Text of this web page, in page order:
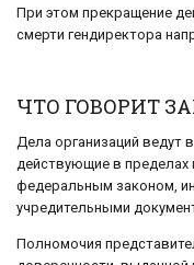
При этом прекращение
смерти гендиректора
ЧТО ГОВОРИТ
Дела организаций ведут
действующие в
федеральным законом,
учредительными
Полномочия